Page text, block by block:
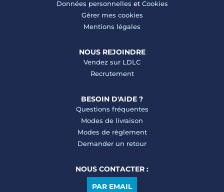
Données personnelles et Cookies
Gérer mes cookies
Mentions légales
NOUS REJOINDRE
Vendez sur LDLC
Recrutement
BESOIN D'AIDE ?
Questions fréquentes
Modes de livraison
Modes de règlement
Demander un retour
NOUS CONTACTER :
PAR EMAIL